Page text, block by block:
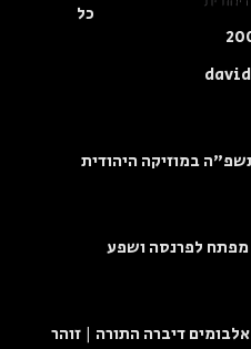
כל
במוזיקה היהודית
מפתח לפרנסה ושפע
דיברה התורה | זוהר